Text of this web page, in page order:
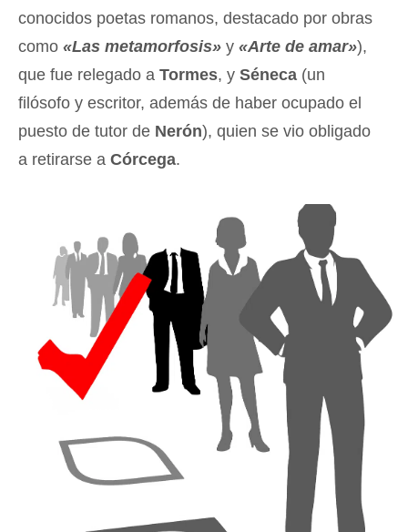
conocidos poetas romanos, destacado por obras
como «Las metamorfosis» y «Arte de amar»),
que fue relegado a Tormes, y Séneca (un
filósofo y escritor, además de haber ocupado el
puesto de tutor de Nerón), quien se vio obligado
a retirarse a Córcega.